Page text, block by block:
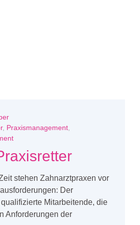
, Praxismanagement
stehen Zahnarztpraxen vor
Der
Mitarbeitende, die
Anforderungen der